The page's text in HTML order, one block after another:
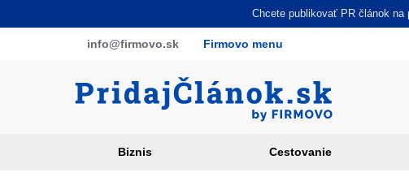
na
Chcete publikovať PR článok
info@firmovo.sk Firmovo menu
Biznis Cestovanie